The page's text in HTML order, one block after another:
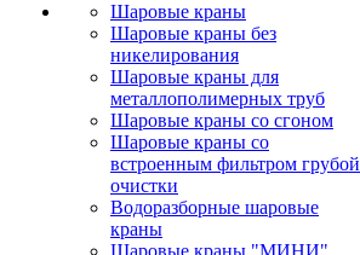
Шаровые краны
Шаровые краны без
никелирования
Шаровые краны для
металлополимерных труб
Шаровые краны со сгоном
Шаровые краны со
встроенным фильтром грубой
очистки
Водоразборные шаровые
краны
Шаровые краны "МИНИ"